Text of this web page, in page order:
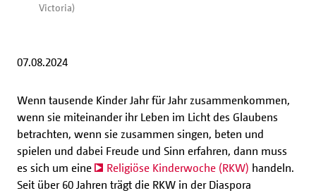
Victoria)
07.08.2024
Wenn tausende Kinder Jahr für Jahr zusammenkommen,
wenn sie miteinander ihr Leben im Licht des Glaubens
betrachten, wenn sie zusammen singen, beten und
spielen und dabei Freude und Sinn erfahren, dann muss
es sich um eine
Religiöse Kinderwoche (RKW) handeln.
Seit über 60 Jahren trägt die RKW in der Diaspora